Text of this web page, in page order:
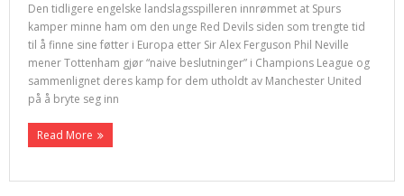
Den tidligere engelske landslagsspilleren innrømmet at Spurs
kamper minne ham om den unge Red Devils siden som trengte tid
til å finne sine føtter i Europa etter Sir Alex Ferguson Phil Neville
mener Tottenham gjør “naive beslutninger” i Champions League og
sammenlignet deres kamp for dem utholdt av Manchester United
på å bryte seg inn
Read More